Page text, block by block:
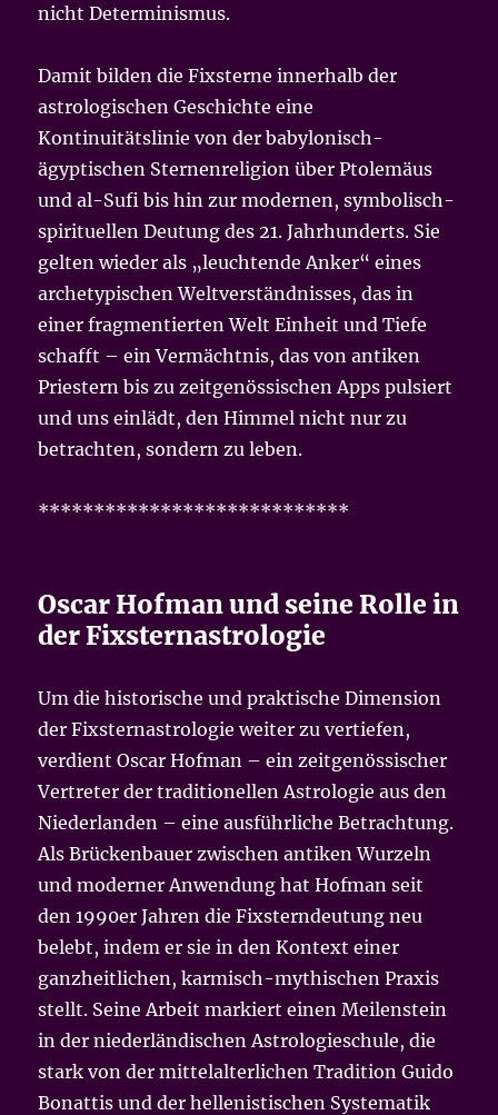
nicht Determinismus.
Damit bilden die Fixsterne innerhalb der
astrologischen Geschichte eine
Kontinuitätslinie von der babylonisch-
ägyptischen Sternenreligion über Ptolemäus
und al-Sufi bis hin zur modernen, symbolisch-
spirituellen Deutung des 21. Jahrhunderts. Sie
gelten wieder als „leuchtende Anker“ eines
archetypischen Weltverständnisses, das in
einer fragmentierten Welt Einheit und Tiefe
schafft – ein Vermächtnis, das von antiken
Priestern bis zu zeitgenössischen Apps pulsiert
und uns einlädt, den Himmel nicht nur zu
betrachten, sondern zu leben.
****************************
Oscar Hofman und seine Rolle in
der Fixsternastrologie
Um die historische und praktische Dimension
der Fixsternastrologie weiter zu vertiefen,
verdient Oscar Hofman – ein zeitgenössischer
Vertreter der traditionellen Astrologie aus den
Niederlanden – eine ausführliche Betrachtung.
Als Brückenbauer zwischen antiken Wurzeln
und moderner Anwendung hat Hofman seit
den 1990er Jahren die Fixsterndeutung neu
belebt, indem er sie in den Kontext einer
ganzheitlichen, karmisch-mythischen Praxis
stellt. Seine Arbeit markiert einen Meilenstein
in der niederländischen Astrologieschule, die
stark von der mittelalterlichen Tradition Guido
Bonattis und der hellenistischen Systematik